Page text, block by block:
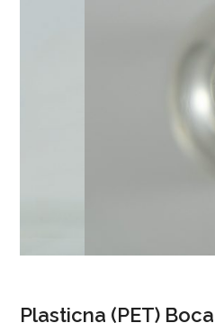
Plasticna (PET)